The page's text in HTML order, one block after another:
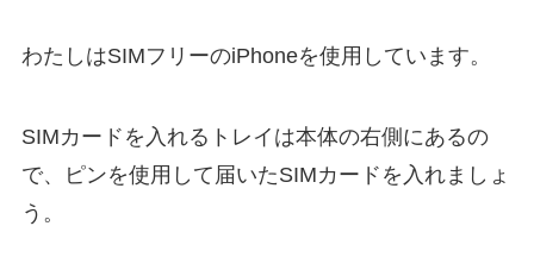
わたしはSIMフリーのiPhoneを使用しています。
SIMカードを入れるトレイは本体の右側にあるの
で、ピンを使用して届いたSIMカードを入れましょ
う。